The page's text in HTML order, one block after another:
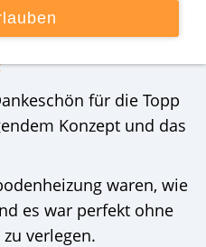
EIN TOLLES
für die Topp
Konzept und das
waren, wie
es war perfekt ohne
verlegen.